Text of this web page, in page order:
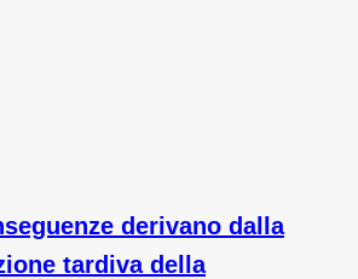
derivano dalla
tardiva della